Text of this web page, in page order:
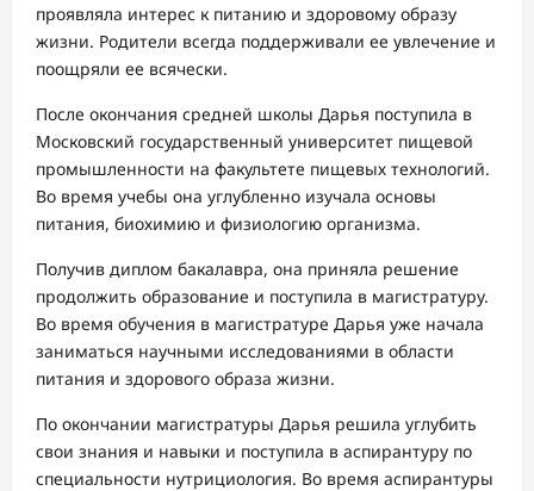
проявляла интерес к питанию и здоровому образу
жизни. Родители всегда поддерживали ее увлечение и
поощряли ее всячески.
После окончания средней школы Дарья поступила в
Московский государственный университет пищевой
промышленности на факультете пищевых технологий.
Во время учебы она углубленно изучала основы
питания, биохимию и физиологию организма.
Получив диплом бакалавра, она приняла решение
продолжить образование и поступила в магистратуру.
Во время обучения в магистратуре Дарья уже начала
заниматься научными исследованиями в области
питания и здорового образа жизни.
По окончании магистратуры Дарья решила углубить
свои знания и навыки и поступила в аспирантуру по
специальности нутрициология. Во время аспирантуры